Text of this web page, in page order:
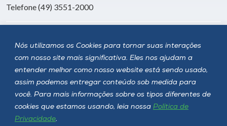
Nós utilizamos os Cookies para tornar suas interações
com nosso site mais significativa. Eles nos ajudam a
entender melhor como nosso website está sendo usado,
assim podemos entregar conteúdo sob medida para
você. Para mais informações sobre os tipos diferentes de
cookies que estamos usando, leia nossa Política de
Privacidade.
Telefone (49) 3551-2000
Siga a Unoesc